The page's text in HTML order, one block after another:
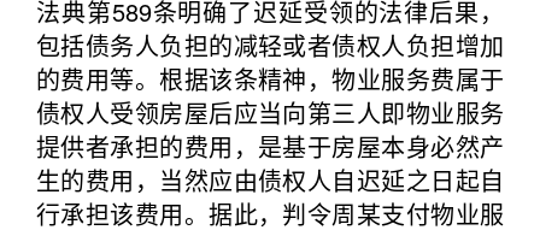
法典第589条明确了迟延受领的法律后果，
包括债务人负担的减轻或者债权人负担增加
的费用等。根据该条精神，物业服务费属于
债权人受领房屋后应当向第三人即物业服务
提供者承担的费用，是基于房屋本身必然产
生的费用，当然应由债权人自迟延之日起自
行承担该费用。据此，判令周某支付物业服